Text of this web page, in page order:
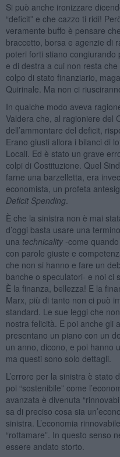
Si può anche ironizzare
“deficit” e che cazzo ti ridi!
veramente buffo è pensare
braccetto, borsa e agenzie di
poteri forti stiano
e di destra a cui non resta
colpo di stato finanziario,
Quirinale. Ma non ci
In qualche modo aveva
Valdera che, al ragioniere del
dell’ammontare del deficit,
Erano giusti allora i bilanci di
Locali. Ed è stato un grave
colpi di Costituzione. Quel
farne una barzelletta, era
economista, un profeta
Deficit Spending.
È che la sinistra non è mai
d’oggi basta usare una
una technicality-come quando
con parole giuste e
che non si hanno e fare un
banche o speculatori- e noi ci
È la finanza, bellezza! E la
Marx, più di tanto non ci può
standard. Le sue leggi che
nostra felicità. E poi anche gli
presentano un piano con un
un anno, dicono, e poi hanno
ma questi sono solo dettagli.
L’errore per la sinistra è stato
poi “sostenibile” come
avanzata è divenuta
sa di preciso cosa sia
sinistra. L’economia
“rottamare”. In questo senso
essere andato storto.